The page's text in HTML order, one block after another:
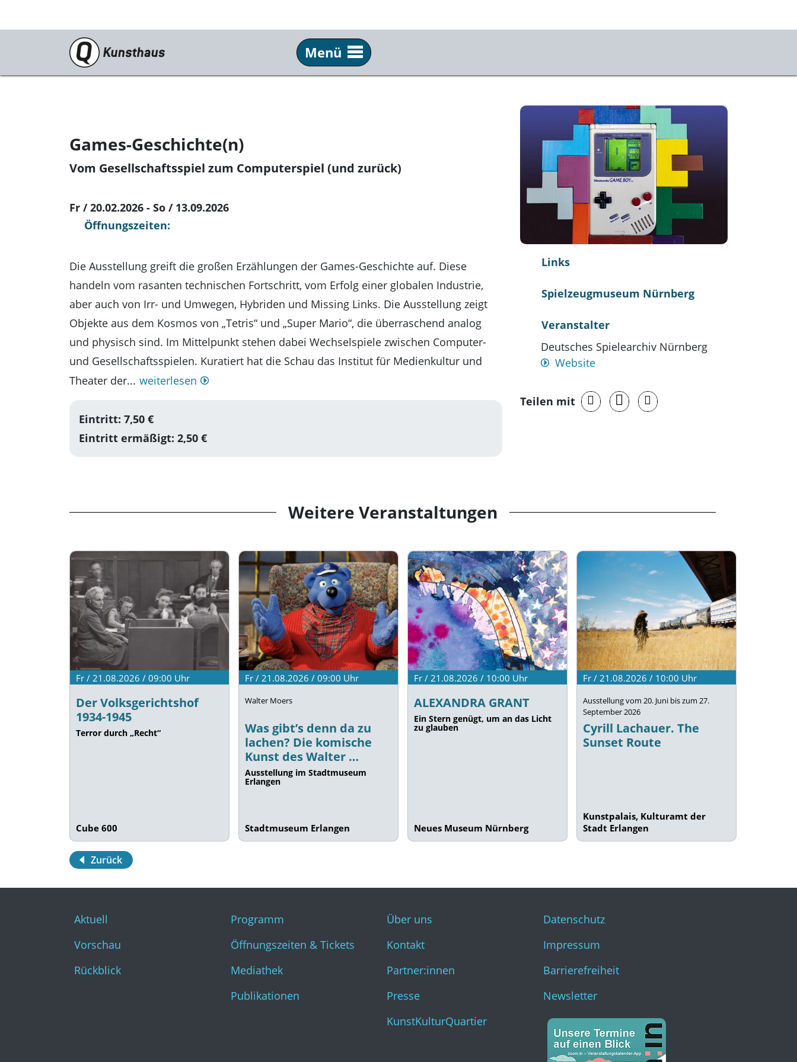
Menü
Ausstellungen
Rückblick
Besuch
Publikationen
Haus
Partner:innen
Presse
KunstKulturQuartier
Games-Geschichte(n)
Vom Gesellschaftsspiel zum Computerspiel (und zurück)
Fr / 20.02.2026 - So / 13.09.2026
Öffnungszeiten:
Die Ausstellung greift die großen Erzählungen der Games-Geschichte auf. Diese
handeln vom rasanten technischen Fortschritt, vom Erfolg einer globalen Industrie,
aber auch von Irr- und Umwegen, Hybriden und Missing Links. Die Ausstellung zeigt
Objekte aus dem Kosmos von „Tetris“ und „Super Mario“, die überraschend analog
und physisch sind. Im Mittelpunkt stehen dabei Wechselspiele zwischen Computer-
und Gesellschaftsspielen. Kuratiert hat die Schau das Institut für Medienkultur und
Theater der... weiterlesen
Eintritt: 7,50 €
Eintritt ermäßigt: 2,50 €
Links
Spielzeugmuseum Nürnberg
Veranstalter
Deutsches Spielearchiv Nürnberg
Website
Teilen mit
Weitere Veranstaltungen
Fr / 21.08.2026 / 09:00 Uhr
Der Volksgerichtshof
1934-1945
Terror durch „Recht“
Cube 600
Fr / 21.08.2026 / 09:00 Uhr
Walter Moers
Was gibt’s denn da zu
lachen? Die komische
Kunst des Walter …
Ausstellung im Stadtmuseum
Erlangen
Stadtmuseum Erlangen
Fr / 21.08.2026 / 10:00 Uhr
ALEXANDRA GRANT
Ein Stern genügt, um an das Licht
zu glauben
Neues Museum Nürnberg
Fr / 21.08.2026 / 10:00 Uhr
Ausstellung vom 20. Juni bis zum 27.
September 2026
Cyrill Lachauer. The
Sunset Route
Kunstpalais, Kulturamt der
Stadt Erlangen
Zurück
Aktuell
Vorschau
Rückblick
Programm
Öffnungszeiten & Tickets
Mediathek
Publikationen
Über uns
Kontakt
Partner:innen
Presse
KunstKulturQuartier
Datenschutz
Impressum
Barrierefreiheit
Newsletter